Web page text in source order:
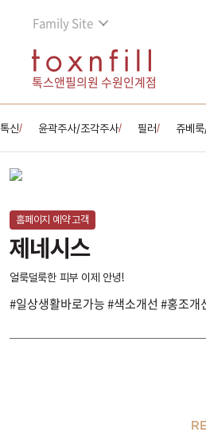
Family Site
톡스앤필의원 수원인계점
톡신/ 윤곽주사/조각주사/ 필러/ 쥬베
홈페이지 예약 고객
제네시스
얼룩덜룩한 피부 이제 안녕!
#일상생활바로가능 #색소개선 #홍조개